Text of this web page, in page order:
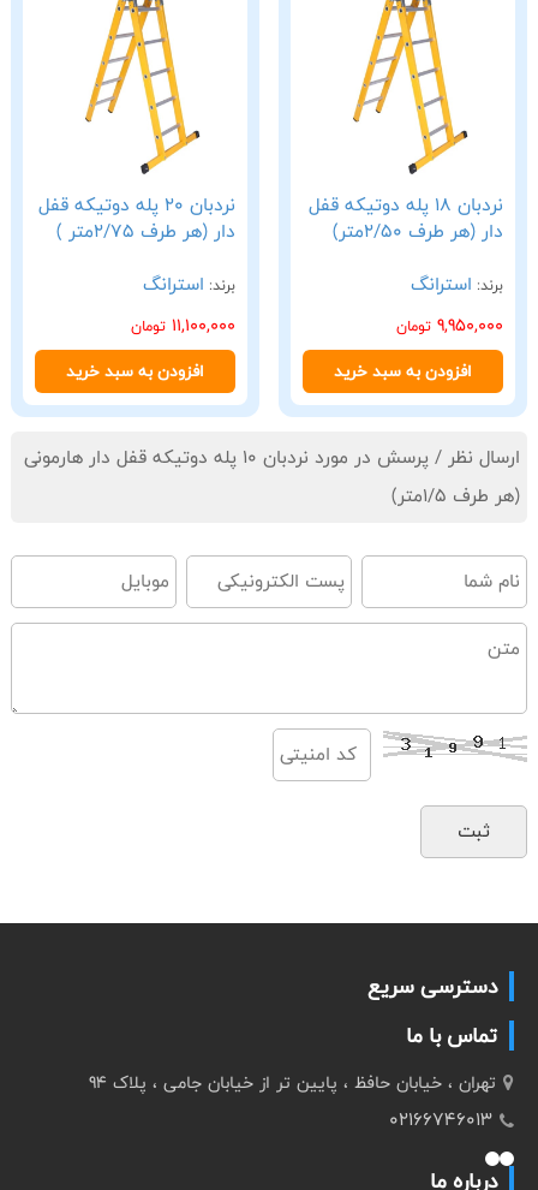
نردبان 18 پله دوتیکه قفل
دار (هر طرف 2/50متر)
برند: استرانگ
9,950,000 تومان
افزودن به سبد خرید
نردبان 20 پله دوتیکه قفل
دار (هر طرف 2/75متر )
برند: استرانگ
11,100,000 تومان
افزودن به سبد خرید
ارسال نظر / پرسش در مورد نردبان 10 پله دوتیکه قفل دار هارمونی
(هر طرف 1/5متر)
دسترسی سریع
تماس با ما
تهران ، خیابان حافظ ، پایین تر از خیابان جامی ، پلاک 94
02166746013
درباره ما